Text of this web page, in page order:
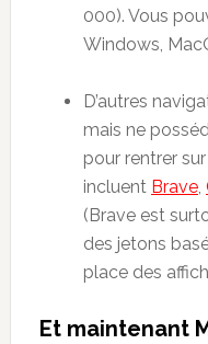
000). Vous
Windows,
D’autres
mais ne
pour rentrer
incluent Brave,
(Brave est
des jetons
place des
Et maintenant